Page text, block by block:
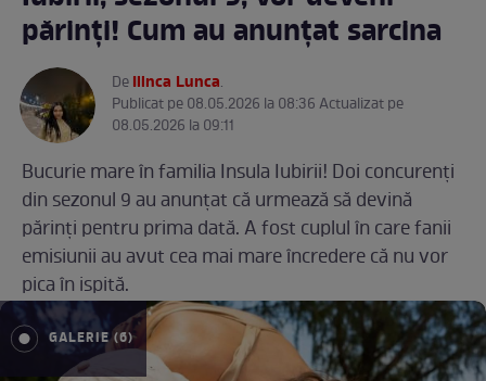
părinți! Cum au anunțat sarcina
DeIlinca Lunca.
Publicat pe 08.05.2026 la 08:36 Actualizat pe
08.05.2026 la 09:11
Bucurie mare în familia Insula Iubirii! Doi concurenți
din sezonul 9 au anunțat că urmează să devină
părinți pentru prima dată. A fost cuplul în care fanii
emisiunii au avut cea mai mare încredere că nu vor
pica în ispită.
GALERIE (6)